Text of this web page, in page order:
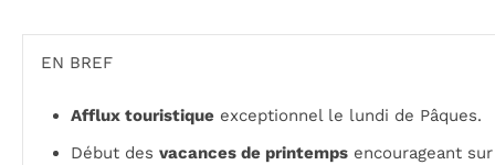
EN BREF
Afflux touristique exceptionnel le lundi de Pâques.
Début des vacances de printemps encourageant